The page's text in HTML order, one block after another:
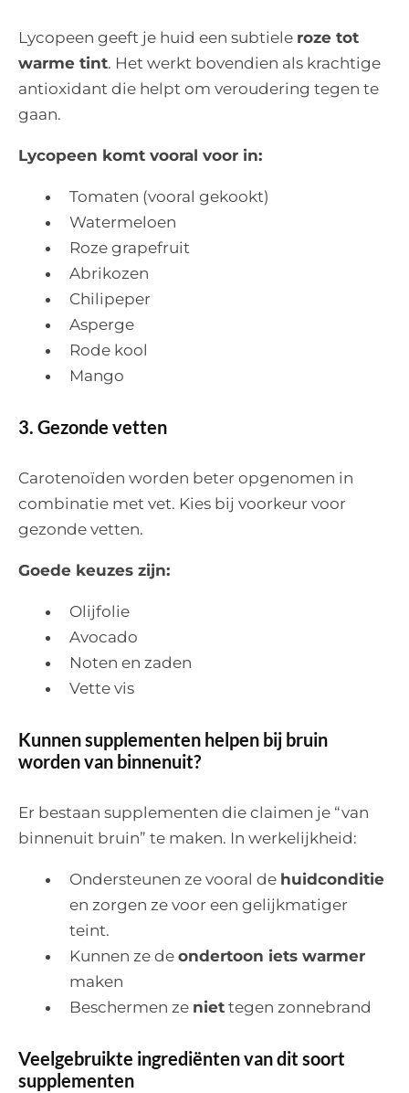
Lycopeen geeft je huid een subtiele roze tot
warme tint. Het werkt bovendien als krachtige
antioxidant die helpt om veroudering tegen te
gaan.
Lycopeen komt vooral voor in:
Tomaten (vooral gekookt)
Watermeloen
Roze grapefruit
Abrikozen
Chilipeper
Asperge
Rode kool
Mango
3. Gezonde vetten
Carotenoïden worden beter opgenomen in
combinatie met vet. Kies bij voorkeur voor
gezonde vetten.
Goede keuzes zijn:
Olijfolie
Avocado
Noten en zaden
Vette vis
Kunnen supplementen helpen bij bruin
worden van binnenuit?
Er bestaan supplementen die claimen je “van
binnenuit bruin” te maken. In werkelijkheid:
Ondersteunen ze vooral de huidconditie
en zorgen ze voor een gelijkmatiger
teint.
Kunnen ze de ondertoon iets warmer
maken
Beschermen ze niettegen zonnebrand
Veelgebruikte ingrediënten van dit soort
supplementen